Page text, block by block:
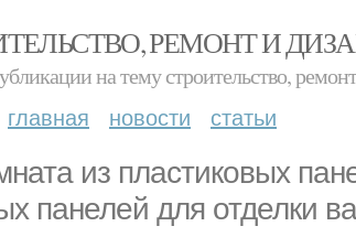
РЕМОНТ И
на тему строительство,
главная новости статьи
из пластиковых
панелей для отделки